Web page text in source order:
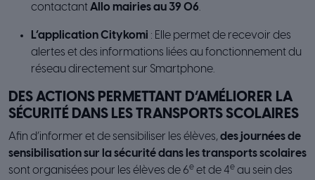
contactantAllo mairies au 39 06.
L’application Citykomi : Elle permet de recevoir des
alertes et des informations liées au fonctionnement du
réseau directement sur Smartphone.
DES ACTIONS PERMETTANT D’AMÉLIORER LA
SÉCURITÉ DANS LES TRANSPORTS SCOLAIRES
Afin d’informer et de sensibiliser les élèves,des journées de
sensibilisation sur la sécurité dans les transports scolaires
sont organisées pour les élèves de 6e et de 4e au sein des